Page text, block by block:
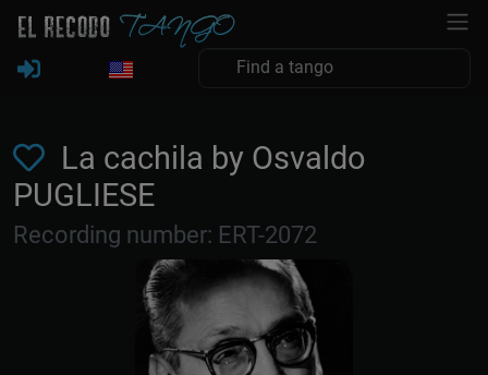
La cachila by Osvaldo
PUGLIESE
Recording number: ERT-2072